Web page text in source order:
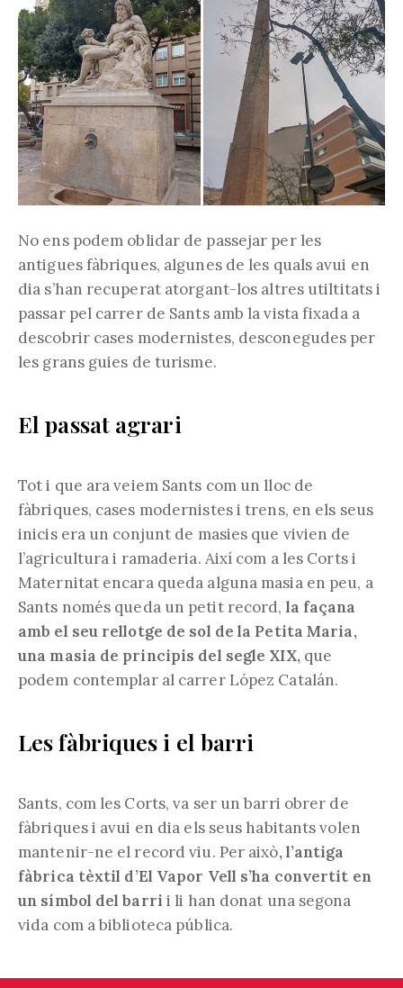
No ens podem oblidar de passejar per les
antigues fàbriques, algunes de les quals avui en
dia s’han recuperat atorgant-los altres utiltitats i
passar pel carrer de Sants amb la vista fixada a
descobrir cases modernistes, desconegudes per
les grans guies de turisme.
El passat agrari
Tot i que ara veiem Sants com un lloc de
fàbriques, cases modernistes i trens, en els seus
inicis era un conjunt de masies que vivien de
l’agricultura i ramaderia. Així com a les Corts i
Maternitat encara queda alguna masia en peu, a
Sants només queda un petit record,la façana
amb el seu rellotge de sol de la Petita Maria,
una masia de principis del segle XIX,que
podem contemplar al carrer López Catalán.
Les fàbriques i el barri
Sants, com les Corts, va ser un barri obrer de
fàbriques i avui en dia els seus habitants volen
mantenir-ne el record viu. Per això, l’antiga
fàbrica tèxtil d’El Vapor Vell s’ha convertit en
un símbol del barri i li han donat una segona
vida com a biblioteca pública.